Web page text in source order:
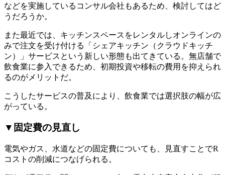
などを実施しているコンサル会社もあるため、検討してはど
うだろうか。
また最近では、キッチンスペースをレンタルしオンラインの
みで注文を受け付ける「シェアキッチン（クラウドキッチ
ン）」サービスという新しい形態も出てきている。無店舗で
飲食業に参入できるため、初期投資や移転の費用を抑えられ
るのがメリットだ。
こうしたサービスの普及により、飲食業では選択肢の幅が広
がっている。
▼固定費の見直し
電気やガス、水道などの固定費についても、見直すことでR
コストの削減につなげられる。